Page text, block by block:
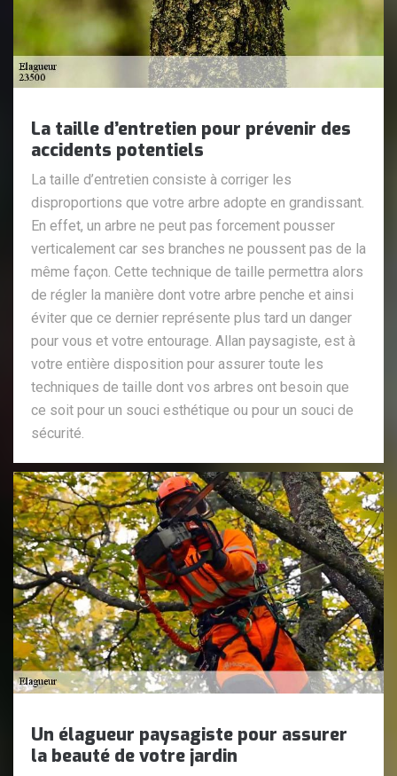
La taille d’entretien pour prévenir des
accidents potentiels
La taille d’entretien consiste à corriger les
disproportions que votre arbre adopte en grandissant.
En effet, un arbre ne peut pas forcement pousser
verticalement car ses branches ne poussent pas de la
même façon. Cette technique de taille permettra alors
de régler la manière dont votre arbre penche et ainsi
éviter que ce dernier représente plus tard un danger
pour vous et votre entourage. Allan paysagiste, est à
votre entière disposition pour assurer toute les
techniques de taille dont vos arbres ont besoin que
ce soit pour un souci esthétique ou pour un souci de
sécurité.
Un élagueur paysagiste pour assurer
la beauté de votre jardin